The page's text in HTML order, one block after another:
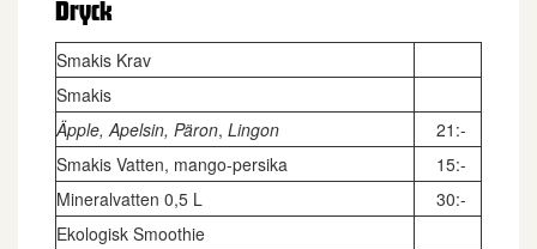
Dryck
Smakis Krav
Smakis
Äpple, Apelsin, Päron, Lingon
21:-
Smakis Vatten, mango-persika
15:-
Mineralvatten 0,5 L
30:-
Ekologisk Smoothie